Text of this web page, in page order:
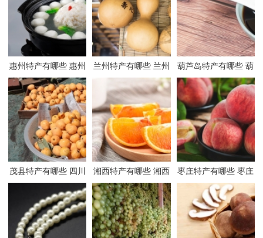
惠州特产有哪些 惠州
有哪些特产
兰州特产有哪些 兰州
有哪些特产
葫芦岛特产有哪些 葫
芦岛有哪些特产
茂县特产有哪些 四川
茂县有哪些特产
湘西特产有哪些 湘西
有哪些特产
枣庄特产有哪些 枣庄
有哪些特产